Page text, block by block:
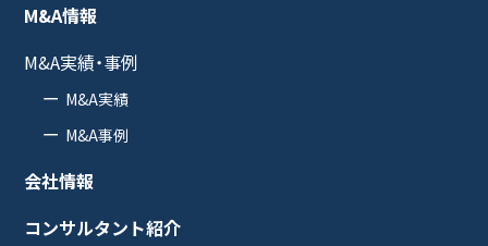
M&A情報
M&A実績・事例
M&A実績
M&A事例
会社情報
コンサルタント紹介